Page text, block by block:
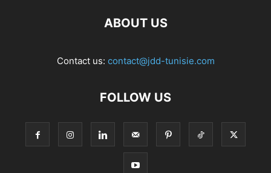
ABOUT US
Contact us: contact@jdd-tunisie.com
FOLLOW US